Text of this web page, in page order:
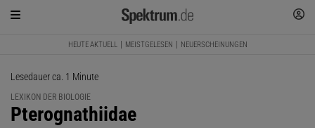
HEUTE AKTUELL MEISTGELESEN NEUERSCHEINUNGEN
Lesedauer ca. 1 Minute
LEXIKON DER BIOLOGIE
:
Pterognathiidae